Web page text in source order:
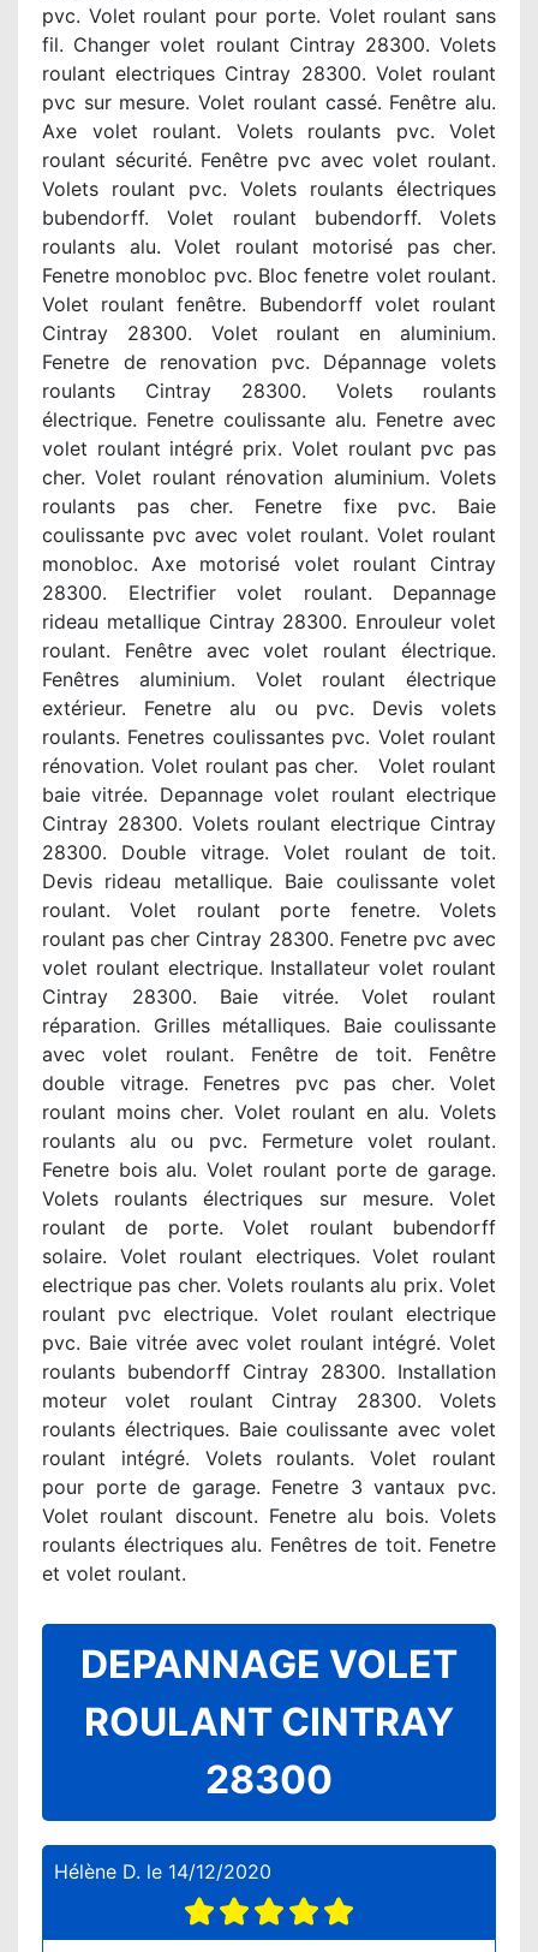
pvc. Volet roulant pour porte. Volet roulant sans
fil. Changer volet roulant Cintray 28300. Volets
roulant electriques Cintray 28300. Volet roulant
pvc sur mesure. Volet roulant cassé. Fenêtre alu.
Axe volet roulant. Volets roulants pvc. Volet
roulant sécurité. Fenêtre pvc avec volet roulant.
Volets roulant pvc. Volets roulants électriques
bubendorff. Volet roulant bubendorff. Volets
roulants alu. Volet roulant motorisé pas cher.
Fenetre monobloc pvc. Bloc fenetre volet roulant.
Volet roulant fenêtre. Bubendorff volet roulant
Cintray 28300. Volet roulant en aluminium.
Fenetre de renovation pvc. Dépannage volets
roulants Cintray 28300. Volets roulants
électrique. Fenetre coulissante alu. Fenetre avec
volet roulant intégré prix. Volet roulant pvc pas
cher. Volet roulant rénovation aluminium. Volets
roulants pas cher. Fenetre fixe pvc. Baie
coulissante pvc avec volet roulant. Volet roulant
monobloc. Axe motorisé volet roulant Cintray
28300. Electrifier volet roulant. Depannage
rideau metallique Cintray 28300. Enrouleur volet
roulant. Fenêtre avec volet roulant électrique.
Fenêtres aluminium. Volet roulant électrique
extérieur. Fenetre alu ou pvc. Devis volets
roulants. Fenetres coulissantes pvc. Volet roulant
rénovation. Volet roulant pas cher. Volet roulant
baie vitrée. Depannage volet roulant electrique
Cintray 28300. Volets roulant electrique Cintray
28300. Double vitrage. Volet roulant de toit.
Devis rideau metallique. Baie coulissante volet
roulant. Volet roulant porte fenetre. Volets
roulant pas cher Cintray 28300. Fenetre pvc avec
volet roulant electrique. Installateur volet roulant
Cintray 28300. Baie vitrée. Volet roulant
réparation. Grilles métalliques. Baie coulissante
avec volet roulant. Fenêtre de toit. Fenêtre
double vitrage. Fenetres pvc pas cher. Volet
roulant moins cher. Volet roulant en alu. Volets
roulants alu ou pvc. Fermeture volet roulant.
Fenetre bois alu. Volet roulant porte de garage.
Volets roulants électriques sur mesure. Volet
roulant de porte. Volet roulant bubendorff
solaire. Volet roulant electriques. Volet roulant
electrique pas cher. Volets roulants alu prix. Volet
roulant pvc electrique. Volet roulant electrique
pvc. Baie vitrée avec volet roulant intégré. Volet
roulants bubendorff Cintray 28300. Installation
moteur volet roulant Cintray 28300. Volets
roulants électriques. Baie coulissante avec volet
roulant intégré. Volets roulants. Volet roulant
pour porte de garage. Fenetre 3 vantaux pvc.
Volet roulant discount. Fenetre alu bois. Volets
roulants électriques alu. Fenêtres de toit. Fenetre
et volet roulant.
DEPANNAGE VOLET
ROULANT CINTRAY
28300
Hélène D. le 14/12/2020